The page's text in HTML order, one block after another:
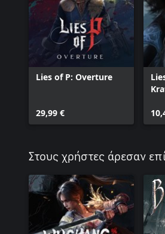
Lies of P: Overture
29,99 €
Στους χρήστες άρεσαν